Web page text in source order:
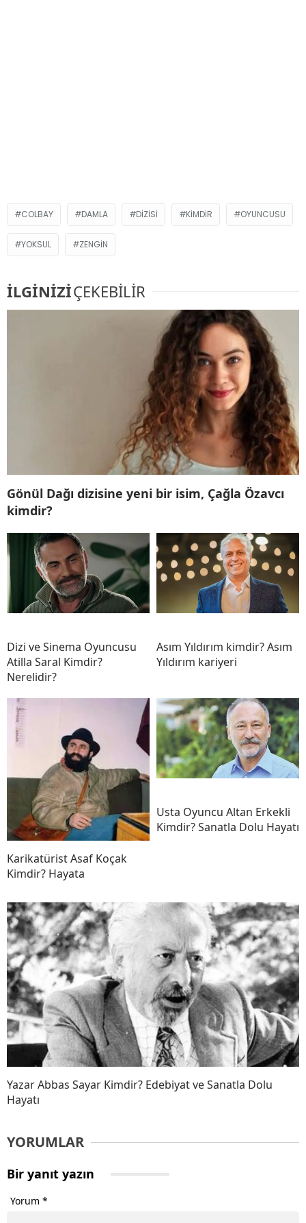
COLBAY DAMLA DIZISI KIMDIR OYUNCUSU
YOKSUL ZENGIN
İLGİNİZİÇEKEBİLİR
Gönül Dağı dizisine yeni bir isim, Çağla Özavcı
kimdir?
Dizi ve Sinema Oyuncusu
Atilla Saral Kimdir?
Nerelidir?
Asım Yıldırım kimdir? Asım
Yıldırım kariyeri
Karikatürist Asaf Koçak
Kimdir? Hayata
Usta Oyuncu Altan Erkekli
Kimdir? Sanatla Dolu Hayatı
Yazar Abbas Sayar Kimdir? Edebiyat ve Sanatla Dolu
Hayatı
YORUMLAR
Bir yanıt yazın
Yorum *